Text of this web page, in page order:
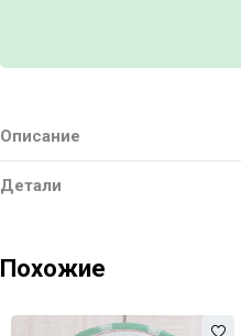
Описание
Детали
Похожие